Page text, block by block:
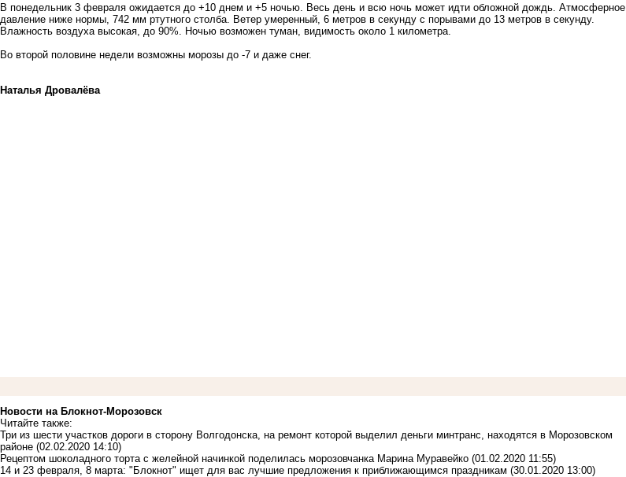
В понедельник 3 февраля ожидается до +10 днем и +5 ночью. Весь день и всю ночь может идти обложной дождь. Атмосферное
давление ниже нормы, 742 мм ртутного столба. Ветер умеренный, 6 метров в секунду с порывами до 13 метров в секунду.
Влажность воздуха высокая, до 90%. Ночью возможен туман, видимость около 1 километра.
Во второй половине недели возможны морозы до -7 и даже снег.
Наталья Дровалёва
Новости на Блoкнoт-Морозовск
Читайте также:
Три из шести участков дороги в сторону Волгодонска, на ремонт которой выделил деньги минтранс, находятся в Морозовском
районе (02.02.2020 14:10)
Рецептом шоколадного торта с желейной начинкой поделилась морозовчанка Марина Муравейко (01.02.2020 11:55)
14 и 23 февраля, 8 марта: "Блокнот" ищет для вас лучшие предложения к приближающимся праздникам (30.01.2020 13:00)